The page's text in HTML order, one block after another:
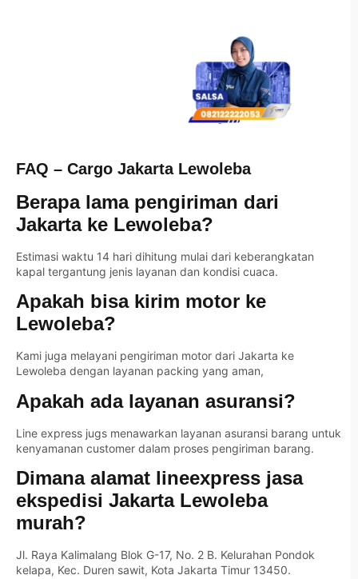
FAQ – Cargo Jakarta Lewoleba
Berapa lama pengiriman dari
Jakarta ke Lewoleba?
Estimasi waktu 14 hari dihitung mulai dari keberangkatan
kapal tergantung jenis layanan dan kondisi cuaca.
Apakah bisa kirim motor ke
Lewoleba?
Kami juga melayani pengiriman motor dari Jakarta ke
Lewoleba dengan layanan packing yang aman,
Apakah ada layanan asuransi?
Line express jugs menawarkan layanan asuransi barang untuk
kenyamanan customer dalam proses pengiriman barang.
Dimana alamat lineexpress jasa
ekspedisi Jakarta Lewoleba
murah?
Jl. Raya Kalimalang Blok G-17, No. 2 B. Kelurahan Pondok
kelapa, Kec. Duren sawit, Kota Jakarta Timur 13450.